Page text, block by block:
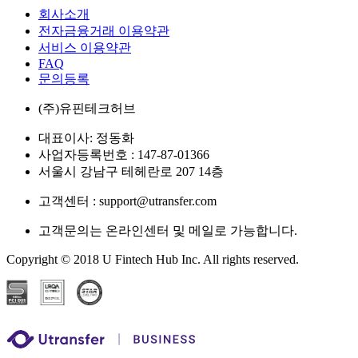
회사소개
전자금융거래 이용약관
서비스 이용약관
FAQ
문의등록
(주)유핀테크허브
대표이사: 정동화
사업자등록번호 : 147-87-01366
서울시 강남구 테헤란로 207 14층
고객센터 : support@utransfer.com
고객문의는 온라인센터 및 메일로 가능합니다.
Copyright © 2018 U Fintech Hub Inc. All rights reserved.